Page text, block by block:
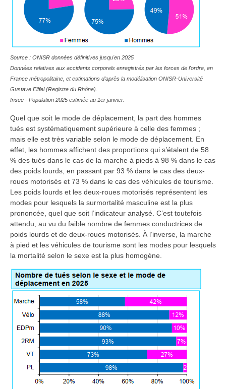
Source : ONISR données définitives jusqu'en 2025
Données relatives aux accidents corporels enregistrés par les forces de l'ordre, en
France métropolitaine, et estimations d’après la modélisation ONISR-Université
Gustave Eiffel (Registre du Rhône).
Insee - Population 2025 estimée au 1er janvier.
Quel que soit le mode de déplacement, la part des hommes
tués est systématiquement supérieure à celle des femmes ;
mais elle est très variable selon le mode de déplacement. En
effet, les hommes affichent des proportions qui s’étalent de 58
% des tués dans le cas de la marche à pieds à 98 % dans le cas
des poids lourds, en passant par 93 % dans le cas des deux-
roues motorisés et 73 % dans le cas des véhicules de tourisme.
Les poids lourds et les deux-roues motorisés représentent les
modes pour lesquels la surmortalité masculine est la plus
prononcée, quel que soit l’indicateur analysé. C’est toutefois
attendu, au vu du faible nombre de femmes conductrices de
poids lourds et de deux-roues motorisés. À l’inverse, la marche
à pied et les véhicules de tourisme sont les modes pour lesquels
la mortalité selon le sexe est la plus homogène.